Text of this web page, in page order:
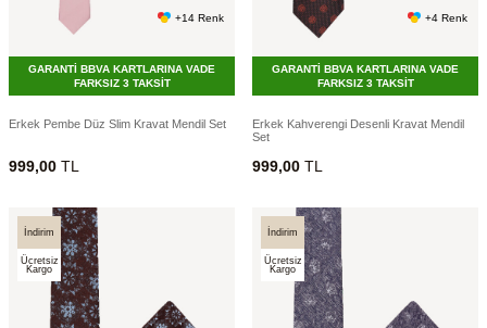
+14 Renk
GARANTİ BBVA KARTLARINA VADE
FARKSIZ 3 TAKSİT
Erkek Pembe Düz Slim Kravat Mendil Set
999,00 TL
+4 Renk
GARANTİ BBVA KARTLARINA VADE
FARKSIZ 3 TAKSİT
Erkek Kahverengi Desenli Kravat Mendil
Set
999,00 TL
İndirim
Ücretsiz
Kargo
İndirim
Ücretsiz
Kargo